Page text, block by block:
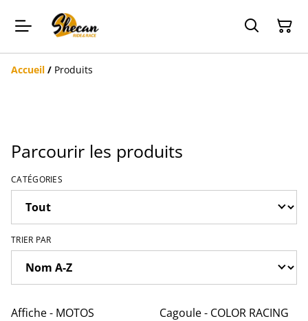
Accueil / Produits
Parcourir les produits
CATÉGORIES
TRIER PAR
Affiche - MOTOS Cagoule - COLOR RACING